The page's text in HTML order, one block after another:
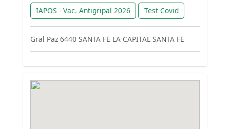
IAPOS - Vac. Antigripal 2026
Test Covid
Gral Paz 6440 SANTA FE LA CAPITAL SANTA FE